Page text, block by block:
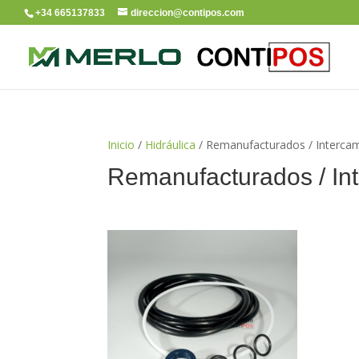
+34 665137833 direccion@contipos.com
Inicio / Hidráulica / Remanufacturados /
Remanufacturados /